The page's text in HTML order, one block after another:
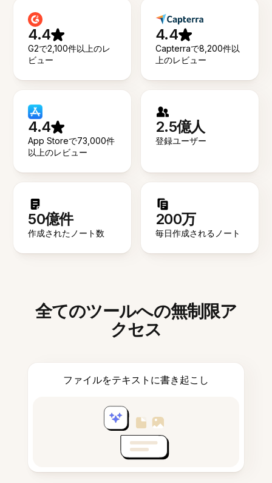
4.4
G2で2,100件以上のレ
ビュー
4.4
Capterraで8,200件以
上のレビュー
4.4
App Storeで73,000件
以上のレビュー
2.5億人
登録ユーザー
50億件
作成されたノート数
200万
毎日作成されるノート
全てのツールへの無制限ア
クセス
ファイルをテキストに書き起こし